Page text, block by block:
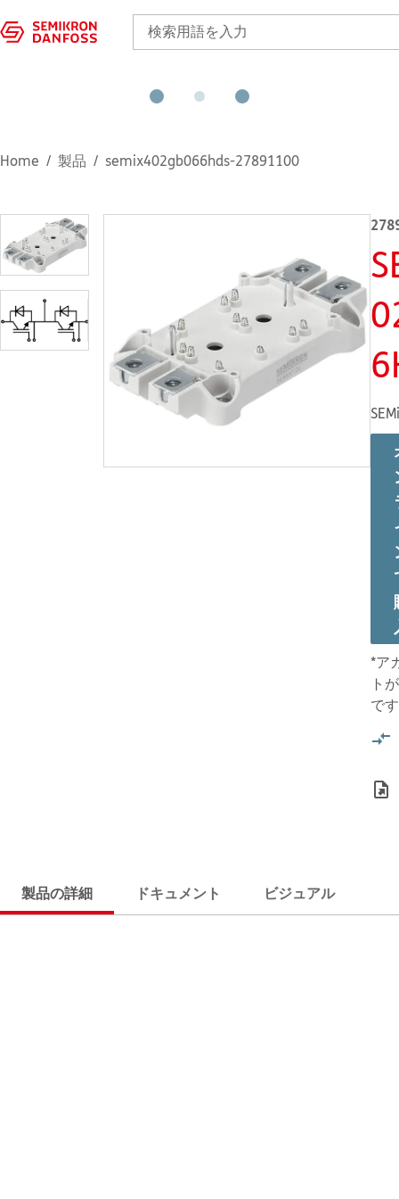
Home 製品 semix402gb066hds-27891100
*ア
ト
です
製品の詳細 ドキュメント ビジュアル